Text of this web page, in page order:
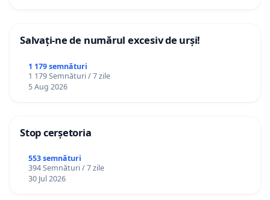
Salvați-ne de numărul excesiv de urși!
1 179 semnături
1 179 Semnături / 7 zile
5 Aug 2026
Stop cerșetoria
553 semnături
394 Semnături / 7 zile
30 Jul 2026